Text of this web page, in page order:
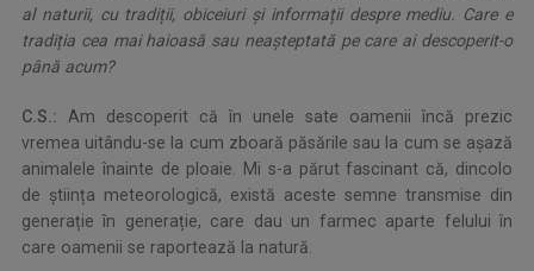
al naturii, cu tradiții, obiceiuri și informații despre mediu. Care e
tradiția cea mai haioasă sau neașteptată pe care ai descoperit-o
până acum?
C.S.: Am descoperit că în unele sate oamenii încă prezic
vremea uitându-se la cum zboară păsările sau la cum se așază
animalele înainte de ploaie. Mi s-a părut fascinant că, dincolo
de știința meteorologică, există aceste semne transmise din
generație în generație, care dau un farmec aparte felului în
care oamenii se raportează la natură.